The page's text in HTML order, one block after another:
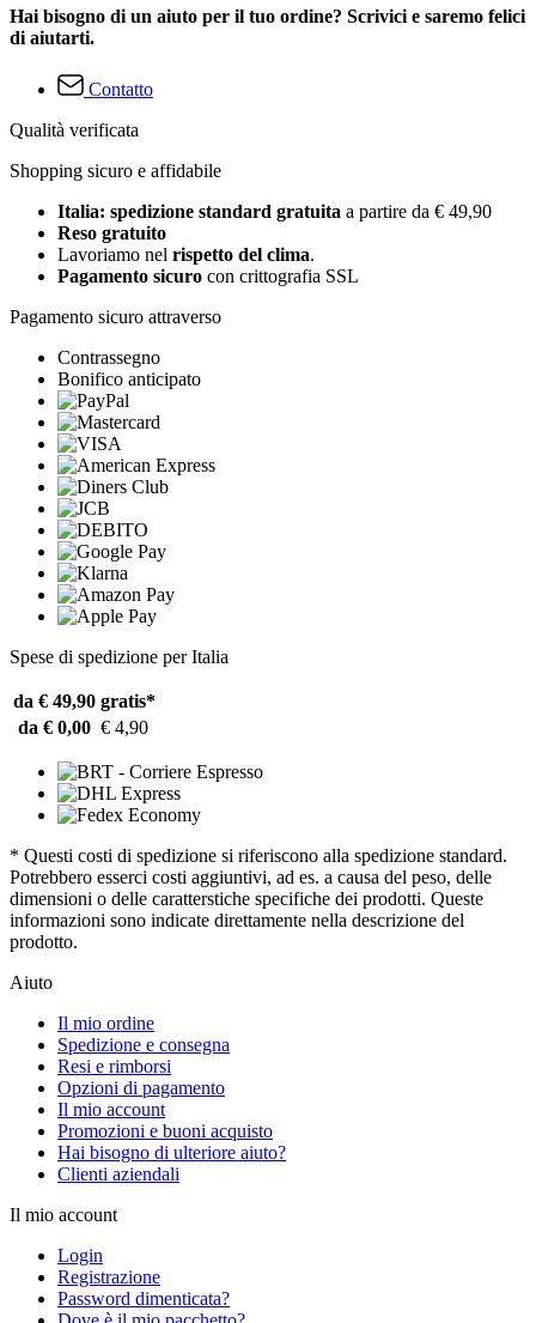
Hai bisogno di un aiuto per il tuo ordine? Scrivici e saremo felici
di aiutarti.
Contatto
Qualità verificata
Shopping sicuro e affidabile
Italia: spedizione standard gratuita a partire da € 49,90
Reso gratuito
Lavoriamo nel rispetto del clima.
Pagamento sicuro con crittografia SSL
Pagamento sicuro attraverso
Contrassegno
Bonifico anticipato
Spese di spedizione per Italia
da € 49,90 gratis*
da € 0,00 € 4,90
* Questi costi di spedizione si riferiscono alla spedizione standard.
Potrebbero esserci costi aggiuntivi, ad es. a causa del peso, delle
dimensioni o delle caratterstiche specifiche dei prodotti. Queste
informazioni sono indicate direttamente nella descrizione del
prodotto.
Aiuto
Il mio ordine
Spedizione e consegna
Resi e rimborsi
Opzioni di pagamento
Il mio account
Promozioni e buoni acquisto
Hai bisogno di ulteriore aiuto?
Clienti aziendali
Il mio account
Login
Registrazione
Password dimenticata?